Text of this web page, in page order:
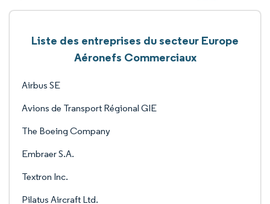
Liste des entreprises du secteur Europe
Aéronefs Commerciaux
Airbus SE
Avions de Transport Régional GIE
The Boeing Company
Embraer S.A.
Textron Inc.
Pilatus Aircraft Ltd.